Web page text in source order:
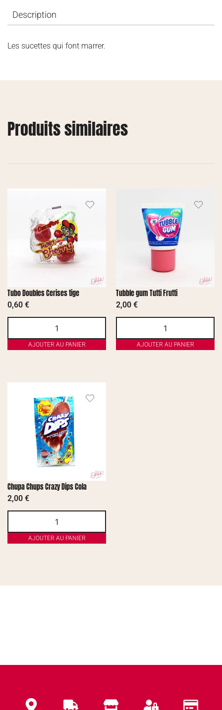
Description
Les sucettes qui font marrer.
Produits similaires
Tubo Doubles Cerises tige
0,60 €
AJOUTER AU PANIER
Tubble gum Tutti Frutti
2,00 €
AJOUTER AU PANIER
Chupa Chups Crazy Dips Cola
2,00 €
AJOUTER AU PANIER